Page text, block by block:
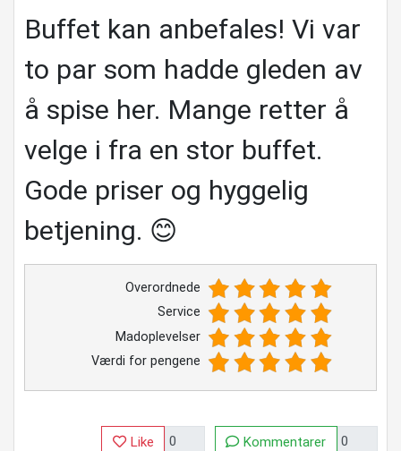
Buffet kan anbefales! Vi var
to par som hadde gleden av
å spise her. Mange retter å
velge i fra en stor buffet.
Gode priser og hyggelig
betjening. 😊
Overordnede
Service
Madoplevelser
Værdi for pengene
Like Kommentarer